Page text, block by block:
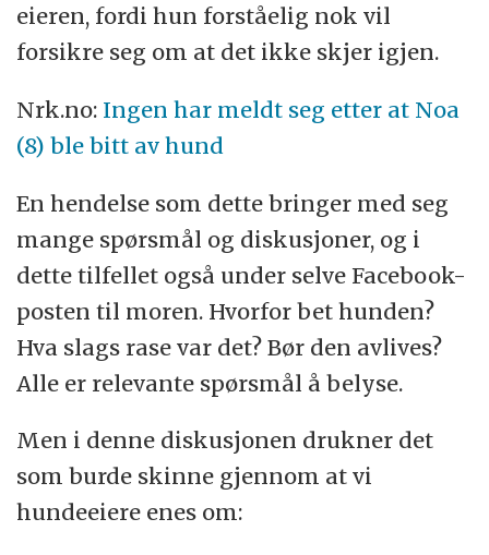
eieren, fordi hun forståelig nok vil
forsikre seg om at det ikke skjer igjen.
Nrk.no: Ingen har meldt seg etter at Noa
(8) ble bitt av hund
En hendelse som dette bringer med seg
mange spørsmål og diskusjoner, og i
dette tilfellet også under selve Facebook-
posten til moren. Hvorfor bet hunden?
Hva slags rase var det? Bør den avlives?
Alle er relevante spørsmål å belyse.
Men i denne diskusjonen drukner det
som burde skinne gjennom at vi
hundeeiere enes om: